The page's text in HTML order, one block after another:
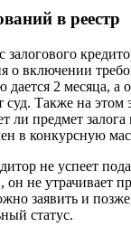
в реестр
о включении
дается 2 месяца, а
суд. Также на этом
ли предмет
в конкурсную
не успеет
он не утрачивает
заявить и
статус.